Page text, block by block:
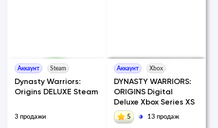
Аккаунт Steam
Dynasty Warriors:
Origins DELUXE Steam
3 продажи
Аккаунт Xbox
DYNASTY WARRIORS:
ORIGINS Digital
Deluxe Xbox Series XS
5 13 продаж